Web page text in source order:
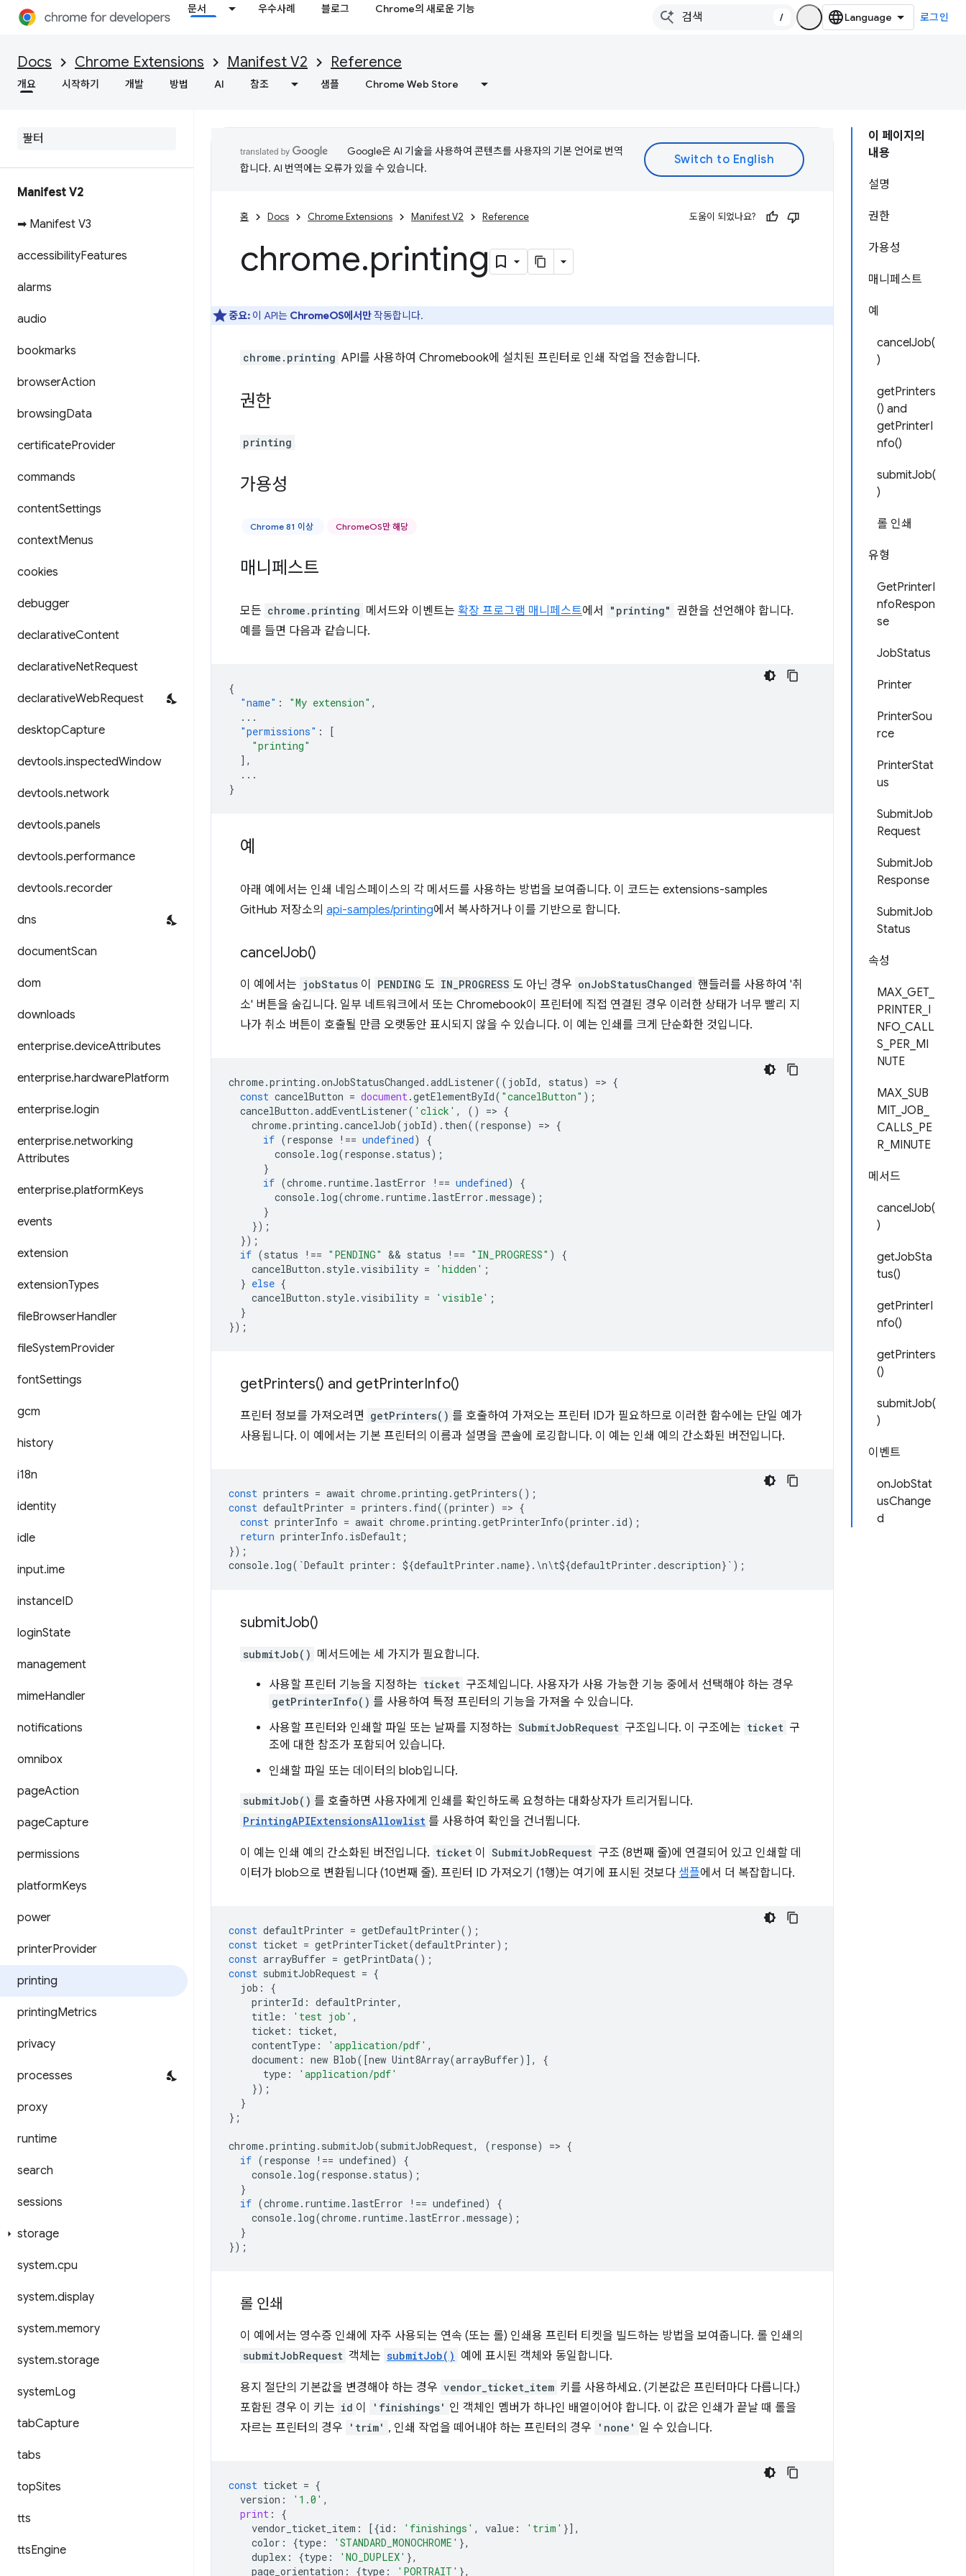
문서 우수사례 블로그 Chrome의 새로운 기능
/ 로그인
Docs Chrome Extensions Manifest V2 Reference
개요 시작하기 개발 방법 AI 참조 샘플 Chrome Web Store
Manifest V2
➡ Manifest V3
accessibilityFeatures
alarms
audio
bookmarks
browserAction
browsingData
certificateProvider
commands
contentSettings
contextMenus
cookies
debugger
declarativeContent
declarativeNetRequest
declarativeWebRequest
desktopCapture
devtools.inspectedWindow
devtools.network
devtools.panels
devtools.performance
devtools.recorder
dns
documentScan
dom
downloads
enterprise.deviceAttributes
enterprise.hardwarePlatform
enterprise.login
enterprise.networking
Attributes
enterprise.platformKeys
events
extension
extensionTypes
fileBrowserHandler
fileSystemProvider
fontSettings
gcm
history
i18n
identity
idle
input.ime
instanceID
loginState
management
mimeHandler
notifications
omnibox
pageAction
pageCapture
permissions
platformKeys
power
printerProvider
printing
printingMetrics
privacy
processes
proxy
runtime
search
sessions
storage
system.cpu
system.display
system.memory
system.storage
systemLog
tabCapture
tabs
topSites
tts
ttsEngine
이 페이지의
내용
설명
권한
가용성
매니페스트
예
cancelJob(
)
getPrinters
() and
getPrinterI
nfo()
submitJob(
)
롤 인쇄
유형
GetPrinterI
nfoRespon
se
JobStatus
Printer
PrinterSou
rce
PrinterStat
us
SubmitJob
Request
SubmitJob
Response
SubmitJob
Status
속성
MAX_GET_
PRINTER_I
NFO_CALL
S_PER_MI
NUTE
MAX_SUB
MIT_JOB_
CALLS_PE
R_MINUTE
메서드
cancelJob(
)
getJobSta
tus()
getPrinterI
nfo()
getPrinters
()
submitJob(
)
이벤트
onJobStat
usChange
d
Google은 AI 기술을 사용하여 콘텐츠를 사용자의 기본 언어로 번역
합니다. AI 번역에는 오류가 있을 수 있습니다.
홈 Docs Chrome Extensions Manifest V2 Reference 도움이 되었나요?
chrome.printing
중요: 이 API는 ChromeOS에서만작동합니다.
chrome.printing API를 사용하여 Chromebook에 설치된 프린터로 인쇄 작업을 전송합니다.
권한
printing
가용성
Chrome 81 이상 ChromeOS만 해당
매니페스트
모든 chrome.printing 메서드와 이벤트는 확장 프로그램 매니페스트에서 "printing" 권한을 선언해야 합니다.
예를 들면 다음과 같습니다.
{
"name" : "My extension" ,
...
"permissions" :
[
"printing"
],
...
}
예
아래 예에서는 인쇄 네임스페이스의 각 메서드를 사용하는 방법을 보여줍니다. 이 코드는 extensions-samples
GitHub 저장소의 api-samples/printing에서 복사하거나 이를 기반으로 합니다.
cancelJob()
이 예에서는 jobStatus 이 PENDING 도 IN_PROGRESS 도 아닌 경우 onJobStatusChanged 핸들러를 사용하여 '취
소' 버튼을 숨깁니다. 일부 네트워크에서 또는 Chromebook이 프린터에 직접 연결된 경우 이러한 상태가 너무 빨리 지
나가 취소 버튼이 호출될 만큼 오랫동안 표시되지 않을 수 있습니다. 이 예는 인쇄를 크게 단순화한 것입니다.
chrome.printing .onJobStatusChanged .addListener(( jobId, status) => {
const cancelButton = document.getElementById( "cancelButton" );
cancelButton .addEventListener( 'click' , () => {
chrome.printing .cancelJob( jobId). then((response) => {
if (response !== undefined)
{
console. log(response. status);
}
if (chrome. runtime. lastError !== undefined)
{
console. log(chrome. runtime. lastError .message);
}
});
});
if (status !== "PENDING" && status !== "IN_PROGRESS" )
{
cancelButton . style.visibility = 'hidden' ;
} else {
cancelButton . style.visibility = 'visible' ;
}
});
getPrinters() and getPrinterInfo()
프린터 정보를 가져오려면 getPrinters() 를 호출하여 가져오는 프린터 ID가 필요하므로 이러한 함수에는 단일 예가
사용됩니다. 이 예에서는 기본 프린터의 이름과 설명을 콘솔에 로깅합니다. 이 예는 인쇄 예의 간소화된 버전입니다.
const printers = await chrome.printing .getPrinters();
const defaultPrinter = printers . find((printer) => {
const printerInfo = await chrome.printing .getPrinterInfo(printer . id);
return printerInfo . isDefault ;
});
console. log( `Default printer : ${defaultPrinter .name} . \n\t${defaultPrinter .description} ` );
submitJob()
submitJob() 메서드에는 세 가지가 필요합니다.
사용할 프린터 기능을 지정하는 ticket 구조체입니다. 사용자가 사용 가능한 기능 중에서 선택해야 하는 경우
getPrinterInfo() 를 사용하여 특정 프린터의 기능을 가져올 수 있습니다.
사용할 프린터와 인쇄할 파일 또는 날짜를 지정하는 SubmitJobRequest 구조입니다. 이 구조에는 ticket 구
조에 대한 참조가 포함되어 있습니다.
인쇄할 파일 또는 데이터의 blob입니다.
submitJob() 를 호출하면 사용자에게 인쇄를 확인하도록 요청하는 대화상자가 트리거됩니다.
PrintingAPIExtensionsAllowlist 를 사용하여 확인을 건너뜁니다.
이 예는 인쇄 예의 간소화된 버전입니다. ticket 이 SubmitJobRequest 구조 (8번째 줄)에 연결되어 있고 인쇄할 데
이터가 blob으로 변환됩니다 (10번째 줄). 프린터 ID 가져오기 (1행)는 여기에 표시된 것보다 샘플에서 더 복잡합니다.
const defaultPrinter = getDefaultPrinter();
const ticket = getPrinterTicket(defaultPrinter);
const arrayBuffer = getPrintData();
const submitJobRequest = {
job :
{
printerId : defaultPrinter,
title : 'test job' ,
ticket : ticket,
contentType : 'application/pdf' ,
document : new Blob([new Uint8Array(arrayBuffer)],
{
type :
'application/pdf'
});
}
};
chrome.printing . submitJob(submitJobRequest, (response) => {
if (response !== undefined)
{
console. log(response. status);
}
if (chrome. runtime. lastError !== undefined)
{
console. log(chrome. runtime. lastError .message);
}
});
롤 인쇄
이 예에서는 영수증 인쇄에 자주 사용되는 연속 (또는 롤) 인쇄용 프린터 티켓을 빌드하는 방법을 보여줍니다. 롤 인쇄의
submitJobRequest 객체는 submitJob() 예에 표시된 객체와 동일합니다.
용지 절단의 기본값을 변경해야 하는 경우 vendor_ticket_item 키를 사용하세요. (기본값은 프린터마다 다릅니다.)
포함된 경우 이 키는 id 이 'finishings' 인 객체인 멤버가 하나인 배열이어야 합니다. 이 값은 인쇄가 끝날 때 롤을
자르는 프린터의 경우
'trim' , 인쇄 작업을 떼어내야 하는 프린터의 경우 'none' 일 수 있습니다.
const ticket = {
version : '1.0' ,
print :
{
vendor_ticket_item : [{id : 'finishings' , value : 'trim' }],
color : {type : 'STANDARD_MONOCHROME' },
duplex : {type : 'NO_DUPLEX' },
page_orientation : {type : 'PORTRAIT' },